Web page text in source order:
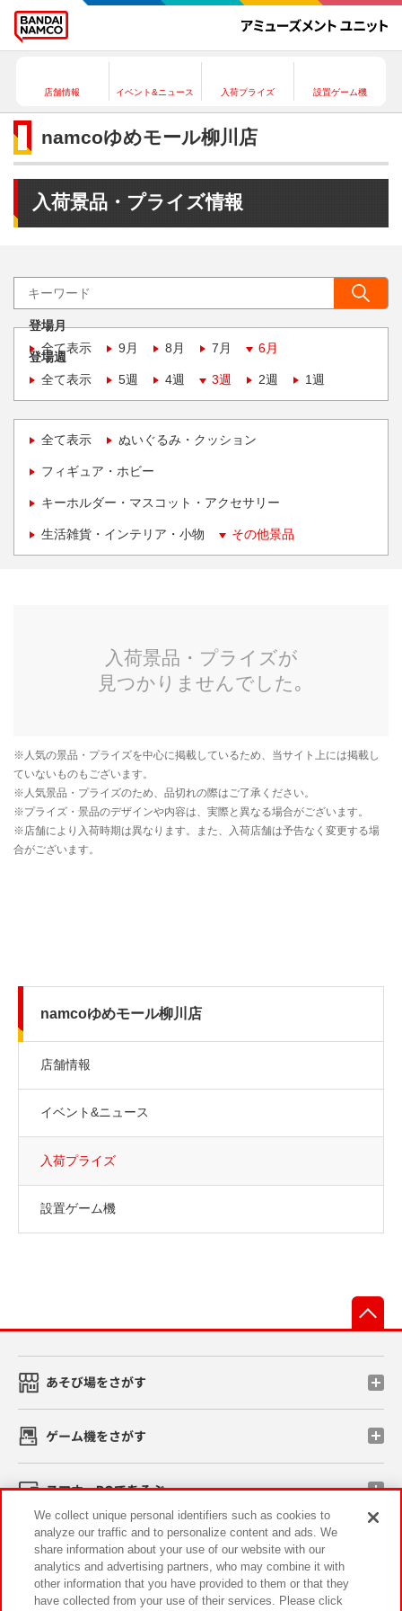
店舗情報 イベント&ニュース 入荷プライズ 設置ゲーム機
namcoゆめモール柳川店
入荷景品・プライズ情報
登場月
全て表示
9月 8月 7月 6月
登場週
全て表示
5週 4週 3週 2週 1週
全て表示 ぬいぐるみ・クッション
フィギュア・ホビー
キーホルダー・マスコット・アクセサリー
生活雑貨・インテリア・小物 その他景品
namcoゆめモール柳川店
店舗情報
イベント&ニュース
入荷プライズ
設置ゲーム機
あそび場をさがす
ゲーム機をさがす
スマホ・PCであそぶ
イベント・キャンペーン
We collect unique personal identifiers such as cookies to
analyze our traffic and to personalize content and ads. We
share information about your use of our website with our
analytics and advertising partners, who may combine it with
other information that you have provided to them or that they
have collected from your use of their services. Please click